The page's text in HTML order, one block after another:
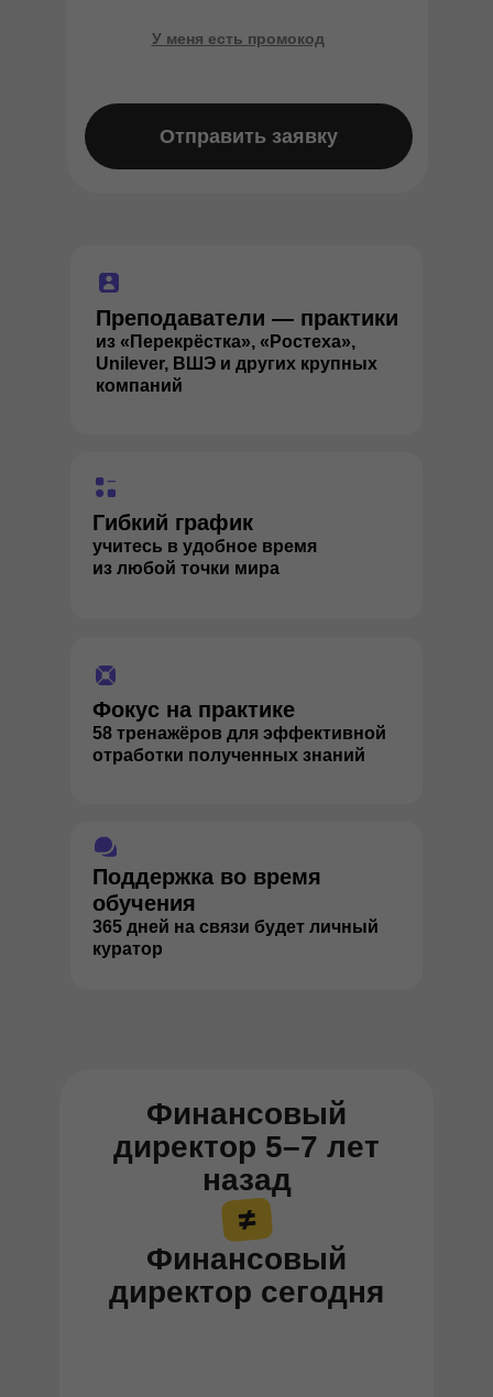
Отправить заявку
Применить
У меня есть промокод
Гибкий график
учитесь в удобное время
из любой точки мира
Преподаватели — практики
из «Перекрёстка», «Ростеха»,
Unilever, ВШЭ и других крупных
компаний
Поддержка во время
обучения
365 дней на связи будет личный
куратор
Фокус на практике
58 тренажёров для эффективной
отработки полученных знаний
Финансовый
директор 5–7 лет
назад
Финансовый
директор сегодня